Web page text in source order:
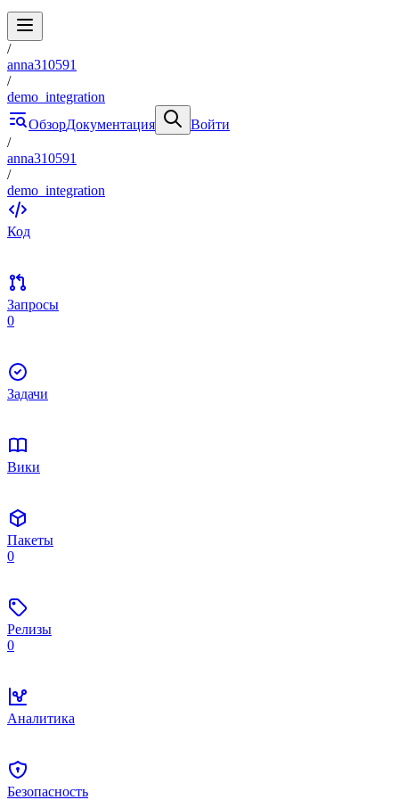
/
anna310591
/
demo_integration
ОбзорДокументация
Войти
/
anna310591
/
demo_integration
Код
Запросы
0
Задачи
Вики
Пакеты
0
Релизы
0
Аналитика
Безопасность